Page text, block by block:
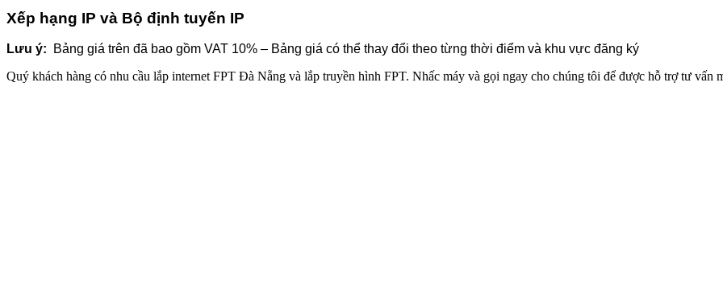
Xếp hạng IP và Bộ định tuyến IP
Lưu ý: Bảng giá trên đã bao gồm VAT 10% – Bảng giá có thể thay đổi theo từng thời điểm và khu vực đăng ký
Quý khách hàng có nhu cầu lắp internet FPT Đà Nẵng và lắp truyền hình FPT. Nhấc máy và gọi ngay cho chúng tôi để được hỗ trợ tư vấn